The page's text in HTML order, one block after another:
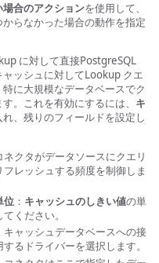
合のアクションを使用して、
らなかった場合の動作を指定
に対して直接PostgreSQL
ッシュに対してLookup クエ
に大規模なデータベースでク
。これを有効にするには、 キ
、残りのフィールドを設定し
ネクタがデータソースにクエリ
レッシュする頻度を制御しま
位 ： キャッシュのしきい値の単
ください。
キャッシュデータベースへの接
るドライバーを選択します。